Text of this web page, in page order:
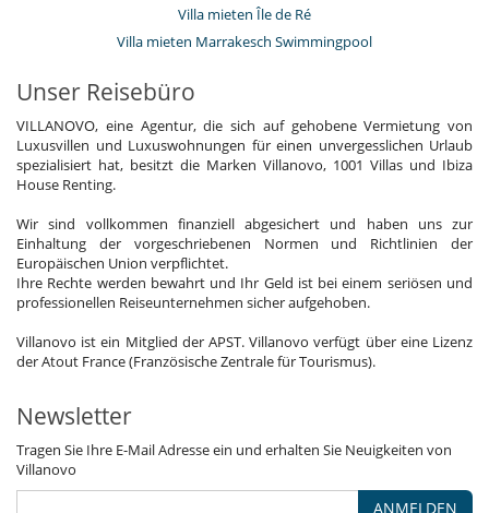
Villa mieten Île de Ré
Villa mieten Marrakesch Swimmingpool
Unser Reisebüro
VILLANOVO, eine Agentur, die sich auf gehobene Vermietung von
Luxusvillen und Luxuswohnungen für einen unvergesslichen Urlaub
spezialisiert hat, besitzt die Marken Villanovo, 1001 Villas und Ibiza
House Renting.
Wir sind vollkommen finanziell abgesichert und haben uns zur
Einhaltung der vorgeschriebenen Normen und Richtlinien der
Europäischen Union verpflichtet.
Ihre Rechte werden bewahrt und Ihr Geld ist bei einem seriösen und
professionellen Reiseunternehmen sicher aufgehoben.
Villanovo ist ein Mitglied der APST. Villanovo verfügt über eine Lizenz
der Atout France (Französische Zentrale für Tourismus).
Newsletter
Tragen Sie Ihre E-Mail Adresse ein und erhalten Sie Neuigkeiten von
Villanovo
ANMELDEN